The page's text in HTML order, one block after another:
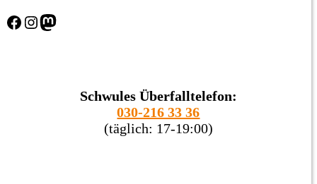
Facebook Instagram Mastodon
Schwules Überfalltelefon:
030-216 33 36
(täglich: 17-19:00)